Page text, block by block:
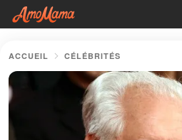
ACCUEIL CÉLÉBRITÉS